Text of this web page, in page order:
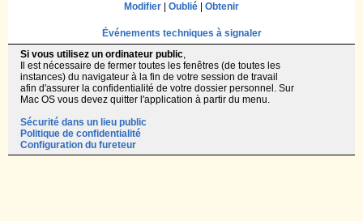
Modifier Oublié Obtenir
Événements techniques à signaler
Si vous utilisez un ordinateur public,
Il est nécessaire de fermer toutes les fenêtres (de toutes les
instances) du navigateur à la fin de votre session de travail
afin d'assurer la confidentialité de votre dossier personnel. Sur
Mac OS vous devez quitter l'application à partir du menu.
Sécurité dans un lieu public
Politique de confidentialité
Configuration du fureteur